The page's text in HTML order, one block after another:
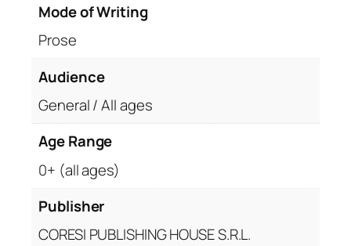
Mode of Writing
Prose
Audience
General / All ages
Age Range
0+ (all ages)
Publisher
CORESI PUBLISHING HOUSE S.R.L.